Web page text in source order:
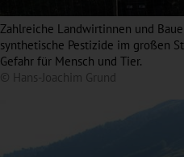
Zahlreiche Landwirtinnen und
synthetische Pestizide im großen
Gefahr für Mensch und Tier.
© Hans-Joachim Grund